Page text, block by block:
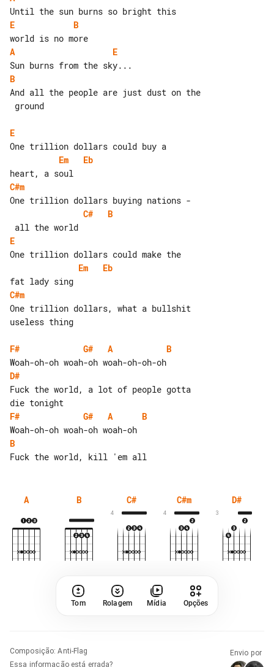
E
B
A
E
B
And all the people are just dust on the
E
Em
Eb
C#m
C#
B
E
Em
Eb
C#m
One trillion dollars, what a bullshit
useless thing
F# G# A
B
D#
Fuck the world, a lot of people gotta
F#
G# A
B
B
A B C#
4
C#m
4
D#
3
Tom Rolagem Mídia Opções
Composição:Anti-Flag
Essa informação está errada?
Envio por